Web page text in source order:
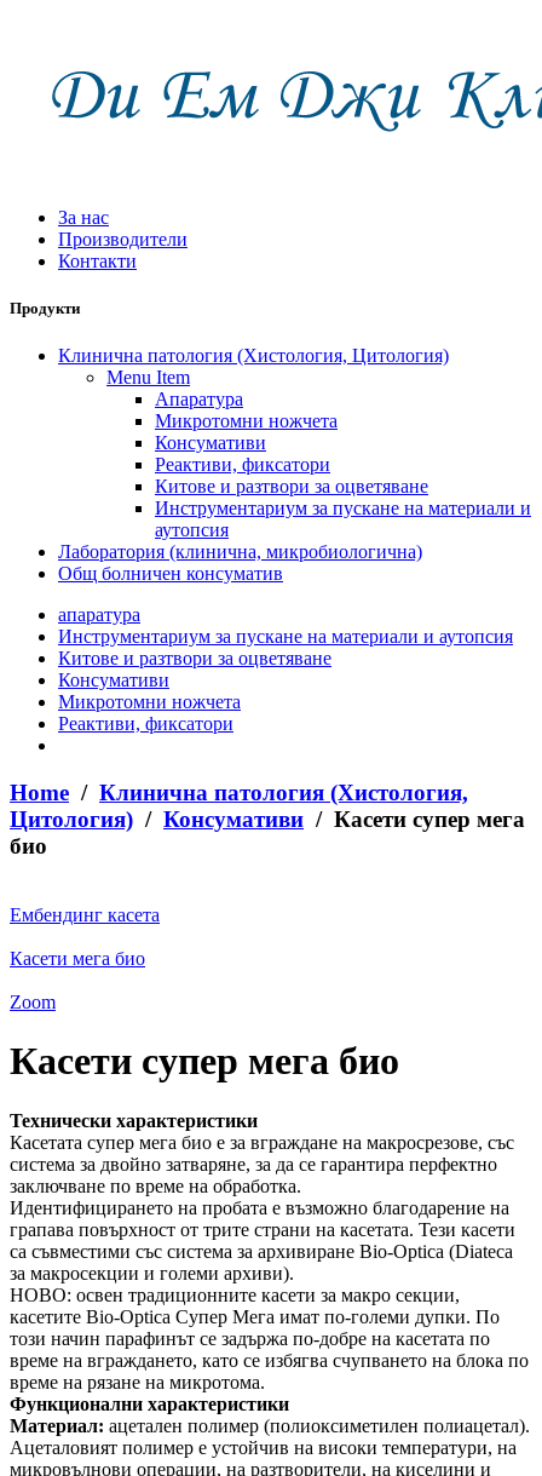
За нас
Производители
Контакти
Продукти
Клинична патология (Хистология, Цитология)
Menu Item
Апаратура
Микротомни ножчета
Консумативи
Реактиви, фиксатори
Китове и разтвори за оцветяване
Инструментариум за пускане на материали и
аутопсия
Лаборатория (клинична, микробиологична)
Общ болничен консуматив
апаратура
Инструментариум за пускане на материали и аутопсия
Китове и разтвори за оцветяване
Консумативи
Микротомни ножчета
Реактиви, фиксатори
Home / Клинична патология (Хистология,
Цитология) / Консумативи / Касети супер мега
био
Ембендинг касета
Касети мега био
Zoom
Касети супер мега био
Технически характеристики
Касетата супер мега био е за вграждане на макросрезове, със
система за двойно затваряне, за да се гарантира перфектно
заключване по време на обработка.
Идентифицирането на пробата е възможно благодарение на
грапава повърхност от трите страни на касетата. Тези касети
са съвместими със система за архивиране Bio-Optica (Diateca
за макросекции и големи архиви).
НОВО: освен традиционните касети за макро секции,
касетите Bio-Optica Супер Мега имат по-големи дупки. По
този начин парафинът се задържа по-добре на касетата по
време на вграждането, като се избягва счупването на блока по
време на рязане на микротома.
Функционални характеристики
Материал: ацетален полимер (полиоксиметилен полиацетал).
Ацеталовият полимер е устойчив на високи температури, на
микровълнови операции, на разтворители, на киселини и